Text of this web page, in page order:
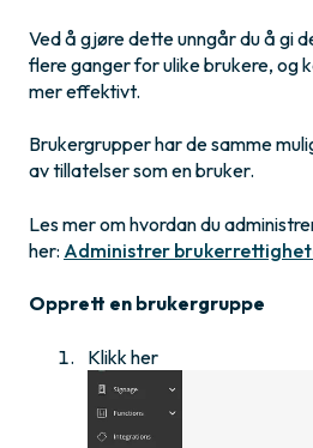
Ved å gjøre dette unngår du å gi
flere ganger for ulike brukere, og
mer effektivt.
Brukergrupper har de samme
av tillatelser som en bruker.
Les mer om hvordan du
her: Administrer
Opprett en brukergruppe
Klikk her